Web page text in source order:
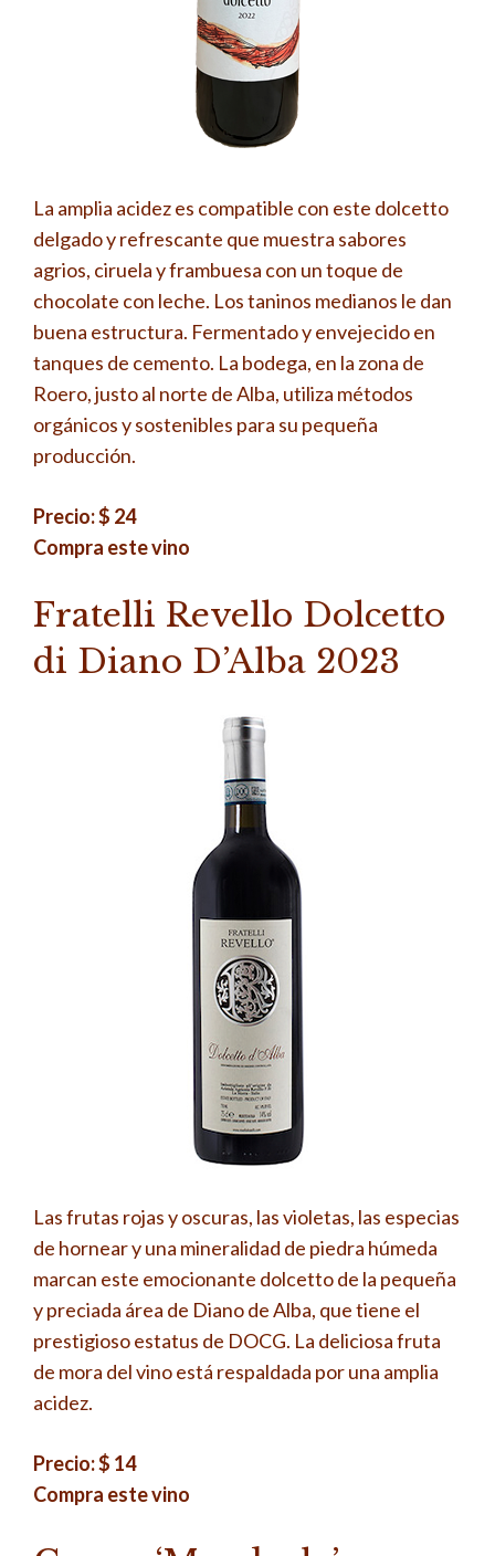
La amplia acidez es compatible con este dolcetto
delgado y refrescante que muestra sabores
agrios, ciruela y frambuesa con un toque de
chocolate con leche. Los taninos medianos le dan
buena estructura. Fermentado y envejecido en
tanques de cemento. La bodega, en la zona de
Roero, justo al norte de Alba, utiliza métodos
orgánicos y sostenibles para su pequeña
producción.
Precio: $ 24
Compra este vino
Fratelli Revello Dolcetto
di Diano D’Alba 2023
Las frutas rojas y oscuras, las violetas, las especias
de hornear y una mineralidad de piedra húmeda
marcan este emocionante dolcetto de la pequeña
y preciada área de Diano de Alba, que tiene el
prestigioso estatus de DOCG. La deliciosa fruta
de mora del vino está respaldada por una amplia
acidez.
Precio: $ 14
Compra este vino